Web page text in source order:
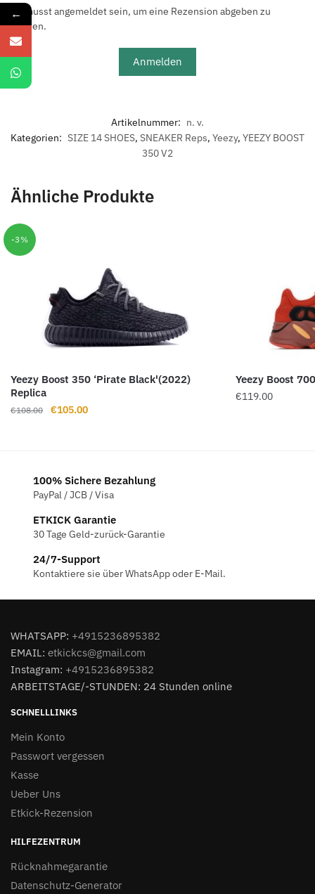
Du musst angemeldet sein, um eine Rezension abgeben zu
können.
Anmelden
Artikelnummer: n. v.
Kategorien: SIZE 14 SHOES, SNEAKER Reps, Yeezy, YEEZY BOOST
350 V2
Ähnliche Produkte
-3%
Yeezy Boost 350 ‘Pirate Black'(2022)
Replica
€108.00
Ursprünglicher
€105.00Aktueller
Yeezy Boost
€119.00
100% Sichere Bezahlung
PayPal / JCB / Visa
ETKICK Garantie
30 Tage Geld-zurück-Garantie
24/7-Support
Kontaktiere sie über WhatsApp oder E-Mail.
WHATSAPP: +4915236895382
EMAIL: etkickcs@gmail.com
Instagram: +4915236895382
ARBEITSTAGE/-STUNDEN: 24 Stunden online
SCHNELLLINKS
Mein Konto
Passwort vergessen
Kasse
Ueber Uns
Etkick-Rezension
HILFEZENTRUM
Rücknahmegarantie
Datenschutz-Generator
←